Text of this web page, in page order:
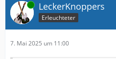
Online LeckerKnoppers
Erleuchteter
7. Mai 2025 um 11:00